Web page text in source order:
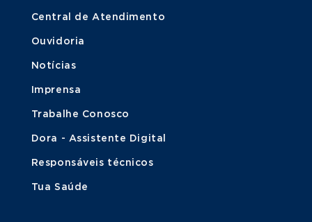
Central de Atendimento
Ouvidoria
Notícias
Imprensa
Trabalhe Conosco
Dora - Assistente Digital
Responsáveis técnicos
Tua Saúde